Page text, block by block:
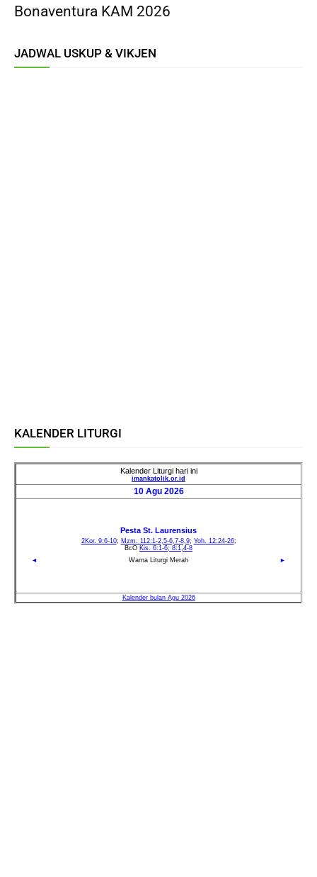
Bonaventura KAM 2026
JADWAL USKUP & VIKJEN
KALENDER LITURGI